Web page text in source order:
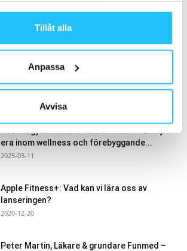
Tillåt alla
Anpassa
Avvisa
era inom wellness och förebyggande...
2025-03-11
Apple Fitness+: Vad kan vi lära oss av
lanseringen?
2020-12-20
Peter Martin, Läkare & grundare Funmed –